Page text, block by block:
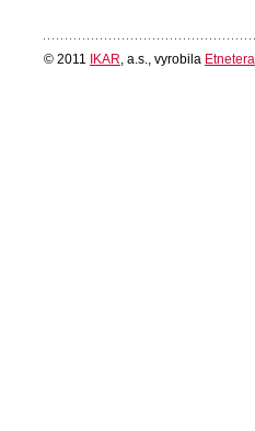
© 2011 IKAR , a.s., vyrobila Etnetera